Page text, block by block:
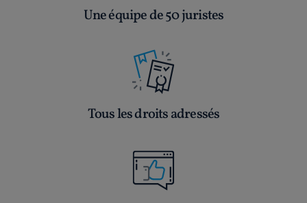
Une équipe de 50 juristes
Tous les droits adressés